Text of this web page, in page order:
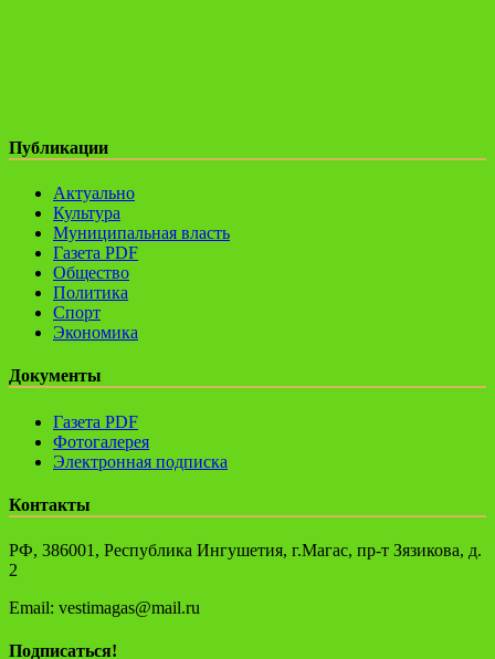
Публикации
Актуально
Культура
Муниципальная власть
Газета PDF
Общество
Политика
Спорт
Экономика
Документы
Газета PDF
Фотогалерея
Электронная подписка
Контакты
РФ, 386001, Республика Ингушетия, г.Магас, пр-т Зязикова, д.
2
Email: vestimagas@mail.ru
Подписаться!